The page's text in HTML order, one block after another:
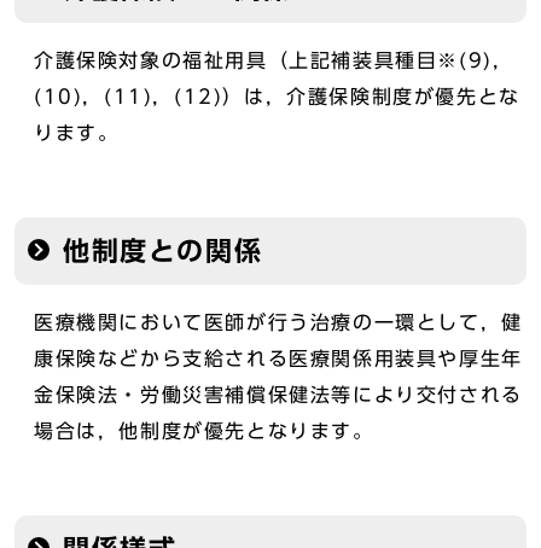
介護保険対象の福祉用具（上記補装具種目※(9)，
(10)，(11)，(12)）は，介護保険制度が優先とな
ります。
他制度との関係
医療機関において医師が行う治療の一環として，健
康保険などから支給される医療関係用装具や厚生年
金保険法・労働災害補償保健法等により交付される
場合は，他制度が優先となります。